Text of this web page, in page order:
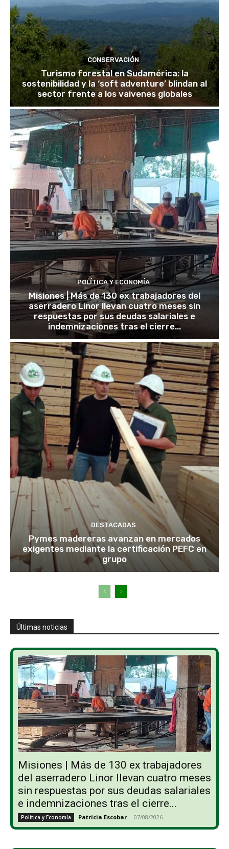
CONSERVACIÓN
Turismo forestal en Sudamérica: la
sostenibilidad y la ‘soft adventure’ blindan al
sector frente a los vaivenes globales
POLÍTICA Y ECONOMÍA
Misiones | Más de 130 ex trabajadores del
aserradero Linor llevan cuatro meses sin
respuestas por sus deudas salariales e
indemnizaciones tras el cierre...
DESTACADAS
Pymes madereras avanzan en mercados
exigentes mediante la certificación PEFC en
grupo
Últimas noticias
Misiones | Más de 130 ex trabajadores
del aserradero Linor llevan cuatro meses
sin respuestas por sus deudas salariales
e indemnizaciones tras el cierre...
Política y Economía Patricia Escobar - 07/08/2026